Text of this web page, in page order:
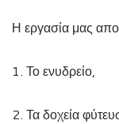
Η εργασία μας
1. Το ενυδρείο,
2. Τα δοχεία